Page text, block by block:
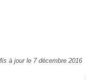
à jour le 7 décembre 2016